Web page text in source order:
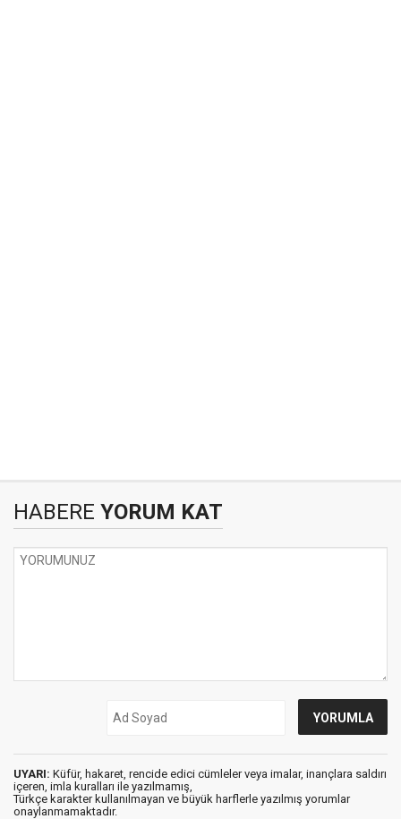
HABERE YORUM KAT
UYARI: Küfür, hakaret, rencide edici cümleler veya imalar, inançlara saldırı
içeren, imla kuralları ile yazılmamış,
Türkçe karakter kullanılmayan ve büyük harflerle yazılmış yorumlar
onaylanmamaktadır.